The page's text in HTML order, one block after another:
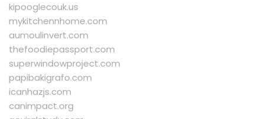
kipooglecouk.us
mykitchennhome.com
aumoulinvert.com
thefoodiepassport.com
superwindowproject.com
papibakigrafo.com
icanhazjs.com
canimpact.org